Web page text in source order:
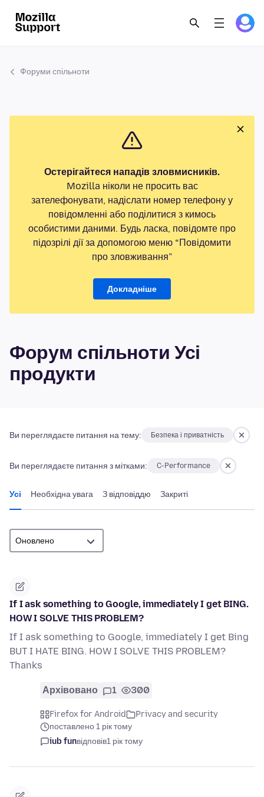
Форуми спільноти
Остерігайтеся нападів зловмисників.
Mozilla ніколи не просить вас
зателефонувати, надіслати номер телефону у
повідомленні або поділитися з кимось
особистими даними. Будь ласка, повідомте про
підозрілі дії за допомогою меню “Повідомити
про зловживання”
Докладніше
Форум спільноти Усі
продукти
Ви переглядаєте питання на тему: Безпека і приватність
Ви переглядаєте питання з мітками: C-Performance
Усі Необхідна увага З відповіддю Закриті
If I ask something to Google, immediately I get BING.
HOW I SOLVE THIS PROBLEM?
If I ask something to Google, immediately I get Bing
BUT I HATE BING. HOW I SOLVE THIS PROBLEM?
Thanks
Архівовано 1 300
Firefox for Android
Privacy and security
поставлено 1 рік тому
iub funвідповів1 рік тому